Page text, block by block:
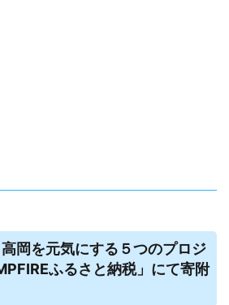
高岡を元気にする５つのプロジ
ふるさと納税」にて寄附